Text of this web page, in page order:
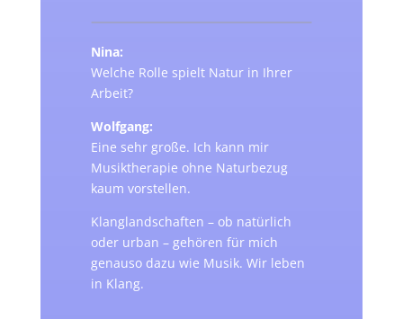
Nina:
Welche Rolle spielt Natur in Ihrer
Arbeit?
Wolfgang:
Eine sehr große. Ich kann mir
Musiktherapie ohne Naturbezug
kaum vorstellen.
Klanglandschaften – ob natürlich
oder urban – gehören für mich
genauso dazu wie Musik. Wir leben
in Klang.